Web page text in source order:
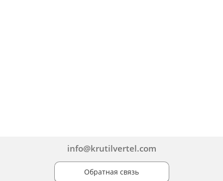
info@krutilvertel.com
Обратная связь